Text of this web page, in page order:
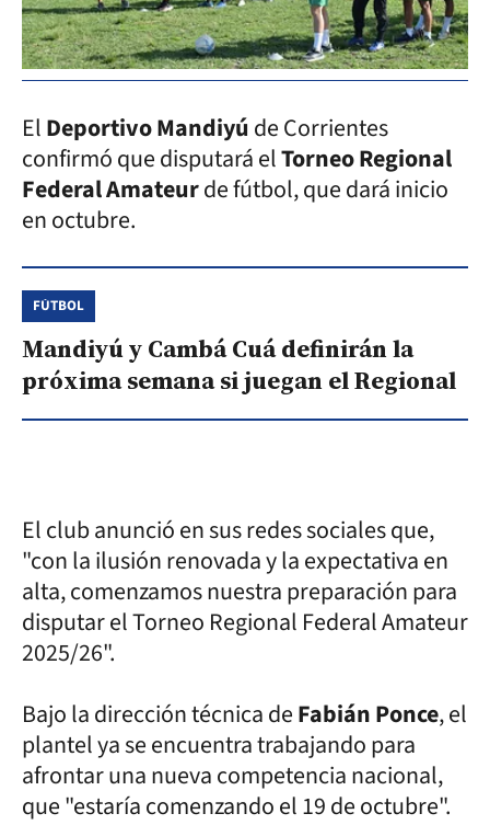
ElDeportivo Mandiyú de Corrientes
confirmó que disputará elTorneo Regional
Federal Amateurde fútbol, que dará inicio
en octubre.
FÚTBOL
Mandiyú y Cambá Cuá definirán la
próxima semana si juegan el Regional
El club anunció en sus redes sociales que,
"con la ilusión renovada y la expectativa en
alta, comenzamos nuestra preparación para
disputar el Torneo Regional Federal Amateur
2025/26".
Bajo la dirección técnica deFabián Ponce, el
plantel ya se encuentra trabajando para
afrontar una nueva competencia nacional,
que "estaría comenzando el 19 de octubre".